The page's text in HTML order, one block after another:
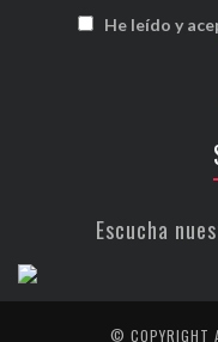
He leído y
Escucha
© COPYRIGHT